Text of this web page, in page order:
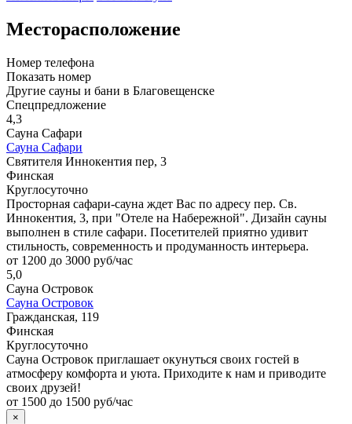
Месторасположение
Номер телефона
Показать номер
Другие сауны и бани в Благовещенске
Спецпредложение
4,3
Сауна Сафари
Сауна Сафари
Святителя Иннокентия пер, 3
Финская
Круглосуточно
Просторная сафари-сауна ждет Вас по адресу пер. Св.
Иннокентия, 3, при "Отеле на Набережной". Дизайн сауны
выполнен в стиле сафари. Посетителей приятно удивит
стильность, современность и продуманность интерьера.
от 1200 до 3000 руб/час
5,0
Сауна Островок
Сауна Островок
Гражданская, 119
Финская
Круглосуточно
Сауна Островок приглашает окунуться своих гостей в
атмосферу комфорта и уюта. Приходите к нам и приводите
своих друзей!
от 1500 до 1500 руб/час
×